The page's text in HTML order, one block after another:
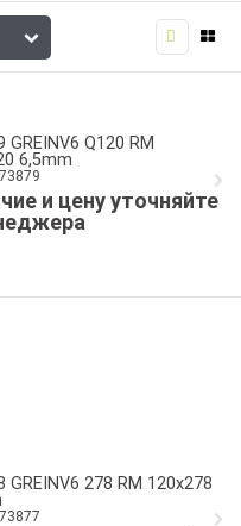
GREINV6 Q120 RM
6,5mm
и цену уточняйте
GREINV6 278 RM 120x278